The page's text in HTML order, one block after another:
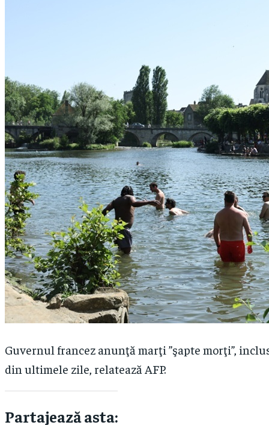
Guvernul francez anunţă marţi ”şapte morţi”,
din ultimele zile, relatează AFP.
Partajează asta: